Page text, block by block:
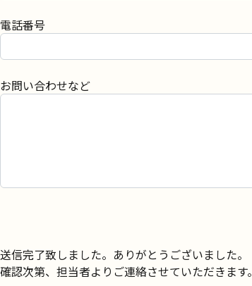
電話番号
お問い合わせなど
送信完了致しました。ありがとうございました。
確認次第、担当者よりご連絡させていただきます。